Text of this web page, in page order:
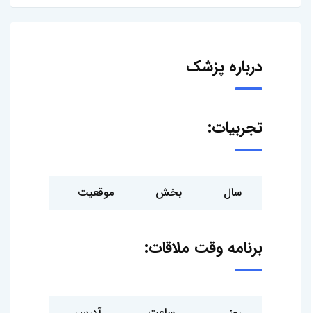
درباره پزشک
تجربیات:
سال بخش موقعیت
برنامه وقت ملاقات: